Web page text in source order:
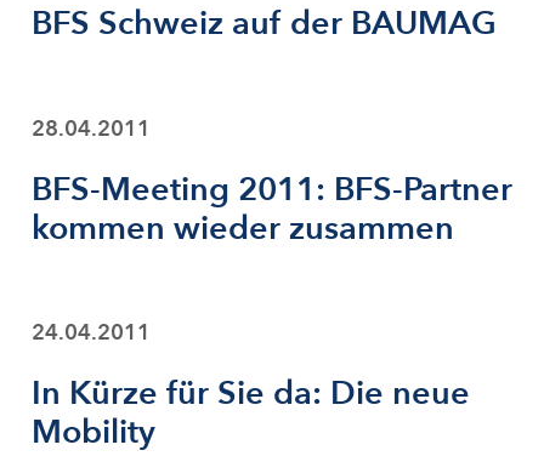
BFS Schweiz auf der BAUMAG
28.04.2011
BFS-Meeting 2011: BFS-Partner
kommen wieder zusammen
24.04.2011
In Kürze für Sie da: Die neue
Mobility